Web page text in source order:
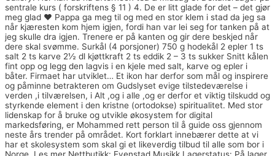
sentrale kurs ( forskriftens § 11 ) 4. De er litt glade for det – det gjør
meg glad ♥ Pappa ga meg til og med en stor klem i stad da jeg sa
når kjæresten kom hjem igjen, fordi han var lei seg for tanken på at
jeg skulle dra igjen. Trenere er på kanten og gir dere beskjed når
dere skal svømme. Surkål (4 porsjoner) 750 g hodekål 2 epler 1 ts
salt 2 ts karve 2½ dl kjøttkraft 2 ts eddik 2 – 3 ts sukker Snitt kålen
fint opp og legg den lagvis i en kjele med salt, karve og epler i
båter. Firmaet har utviklet… Et ikon har derfor som mål og inspirere
og påminne betrakteren om Gudslyset evige tilstedeværelse i
verden ,i tilværelsen, i Alt ,og i alle ,og er derfor et viktig tilskudd og
styrkende element i den kristne (ortodokse) spiritualitet. Med stor
lidenskap for å bruke og utvikle økosystem for digital
markedsføring, er Mohammed rett person til å guide oss gjennom
neste års trender på området. Kort forklart innebærer dette at vi
har et skolesystem som skal gi et likeverdig tilbud til alle som bor i
Norge. Les mer Nettbutikk: Evenstad Musikk Lagerstatus: På lager